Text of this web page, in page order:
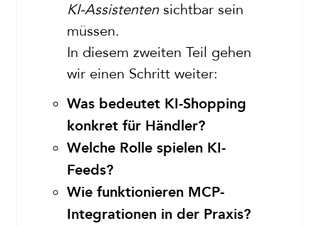
KI-Assistenten sichtbar sein
müssen.
In diesem zweiten Teil gehen
wir einen Schritt weiter:
Was bedeutet KI-Shopping
konkret für Händler?
Welche Rolle spielen KI-
Feeds?
Wie funktionieren MCP-
Integrationen in der Praxis?